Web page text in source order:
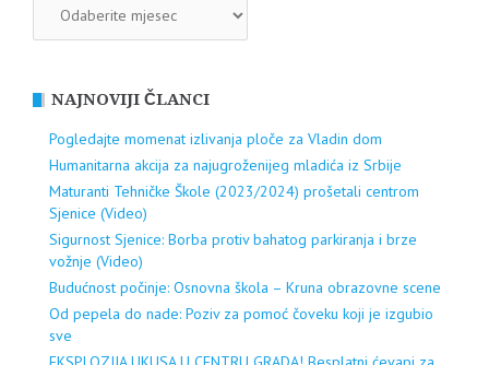
NAJNOVIJI ČLANCI
Pogledajte momenat izlivanja ploče za Vladin dom
Humanitarna akcija za najugroženijeg mladića iz Srbije
Maturanti Tehničke Škole (2023/2024) prošetali centrom
Sjenice (Video)
Sigurnost Sjenice: Borba protiv bahatog parkiranja i brze
vožnje (Video)
Budućnost počinje: Osnovna škola – Kruna obrazovne scene
Od pepela do nade: Poziv za pomoć čoveku koji je izgubio
sve